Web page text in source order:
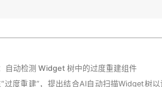
自动检测 Widget 树中的过度重建组件
过度重建”，提出结合AI自动扫描Widget树